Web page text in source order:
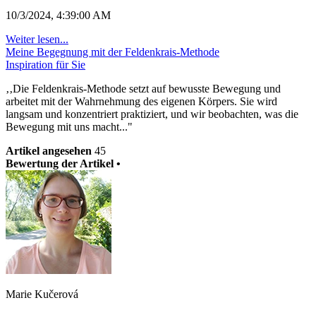
10/3/2024, 4:39:00 AM
Weiter lesen...
Meine Begegnung mit der Feldenkrais-Methode
Inspiration für Sie
‚‚Die Feldenkrais-Methode setzt auf bewusste Bewegung und
arbeitet mit der Wahrnehmung des eigenen Körpers. Sie wird
langsam und konzentriert praktiziert, und wir beobachten, was die
Bewegung mit uns macht..."
Artikel angesehen 45
Bewertung der Artikel •
Marie Kučerová